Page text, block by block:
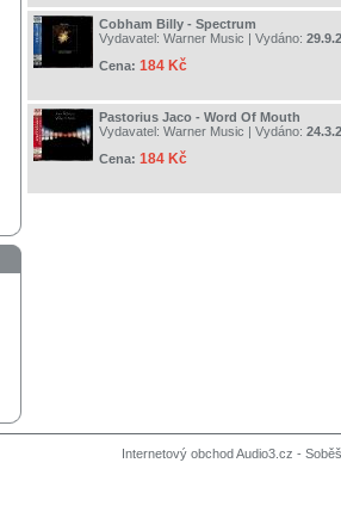
Cobham Billy - Spectrum
Vydavatel: Warner Music | Vydáno:
Cena: 184 Kč
Pastorius Jaco - Word Of Mouth
Vydavatel: Warner Music | Vydáno:
Cena: 184 Kč
Internetový obchod Audio3.cz -